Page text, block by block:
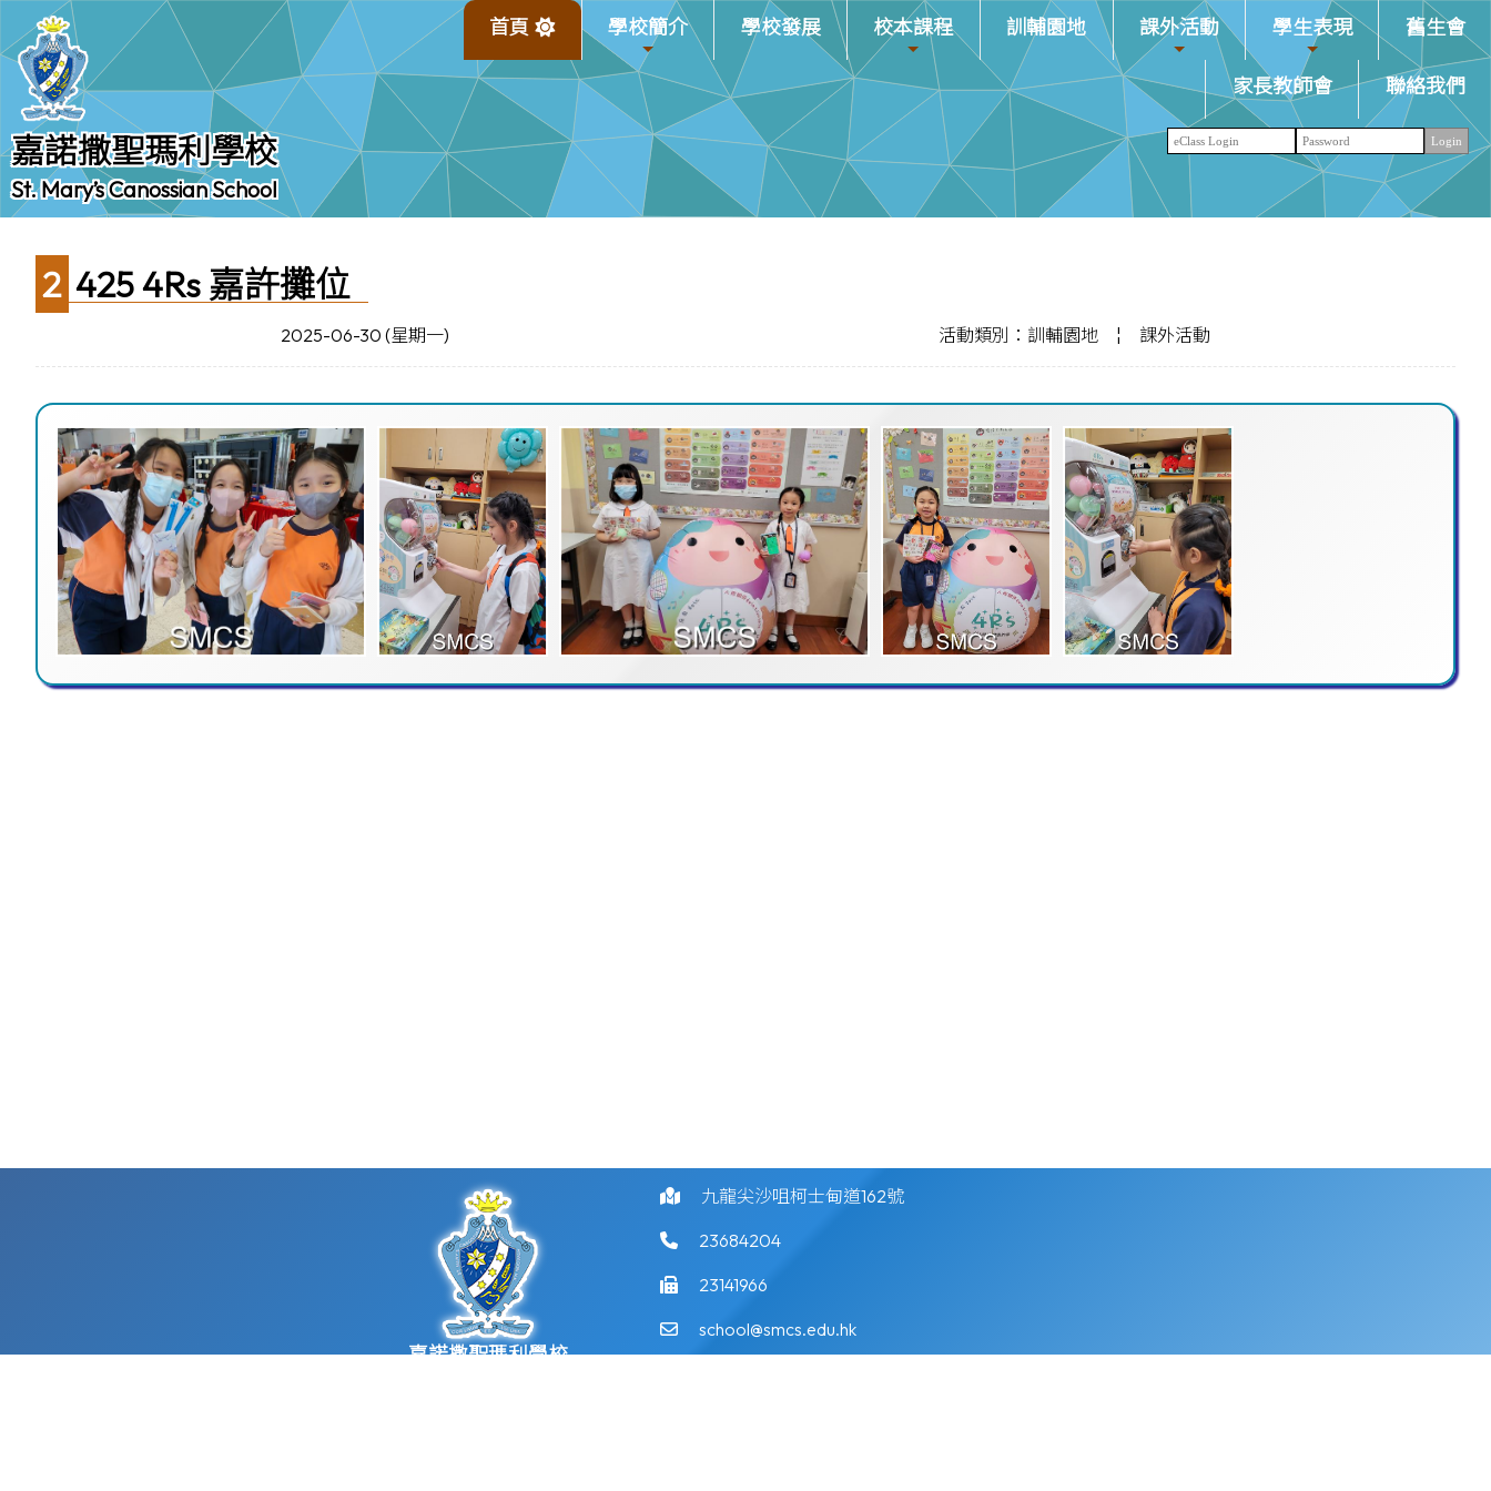
嘉諾撒聖瑪利學校
St. Mary’s Canossian School
首頁 學校簡介 學校發展 校本課程 訓輔園地 課外活動 學生表現 舊生會
家長教師會 聯絡我們
2425 4Rs 嘉許攤位
2025-06-30 (星期一) 活動類別：訓輔園地 ¦ 課外活動
嘉諾撒聖瑪利學校
九龍尖沙咀柯士甸道162號
23684204
23141966
school@smcs.edu.hk